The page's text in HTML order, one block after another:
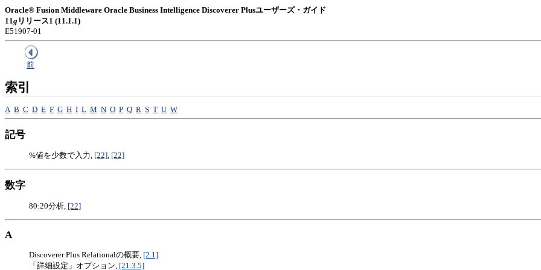
Oracle® Fusion Middleware Oracle Business Intelligence Discoverer Plusユーザーズ・ガイド
11g リリース1 (11.1.1)
E51907-01
前
索引
A B C D E F G H I L M N O P Q R S T U W
記号
%値を少数で入力, [22], [22]
数字
80:20分析, [22]
A
Discoverer Plus Relationalの概要, [2.1]
「詳細設定」オプション, [21.3.5]